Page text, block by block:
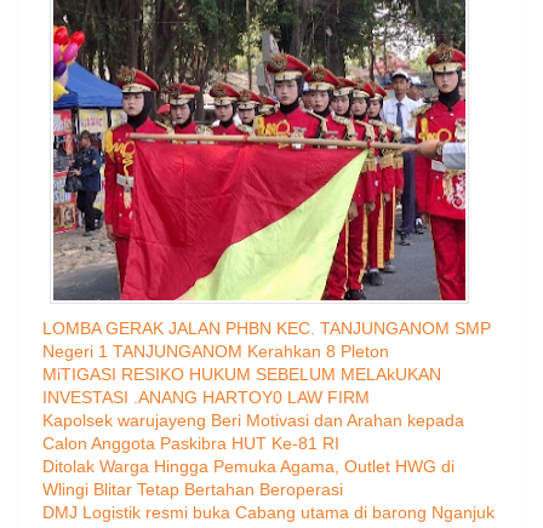
LOMBA GERAK JALAN PHBN KEC. TANJUNGANOM SMP
Negeri 1 TANJUNGANOM Kerahkan 8 Pleton
MiTIGASI RESIKO HUKUM SEBELUM MELAkUKAN
INVESTASI .ANANG HARTOY0 LAW FIRM
Kapolsek warujayeng Beri Motivasi dan Arahan kepada
Calon Anggota Paskibra HUT Ke-81 RI
Ditolak Warga Hingga Pemuka Agama, Outlet HWG di
Wlingi Blitar Tetap Bertahan Beroperasi
DMJ Logistik resmi buka Cabang utama di barong Nganjuk